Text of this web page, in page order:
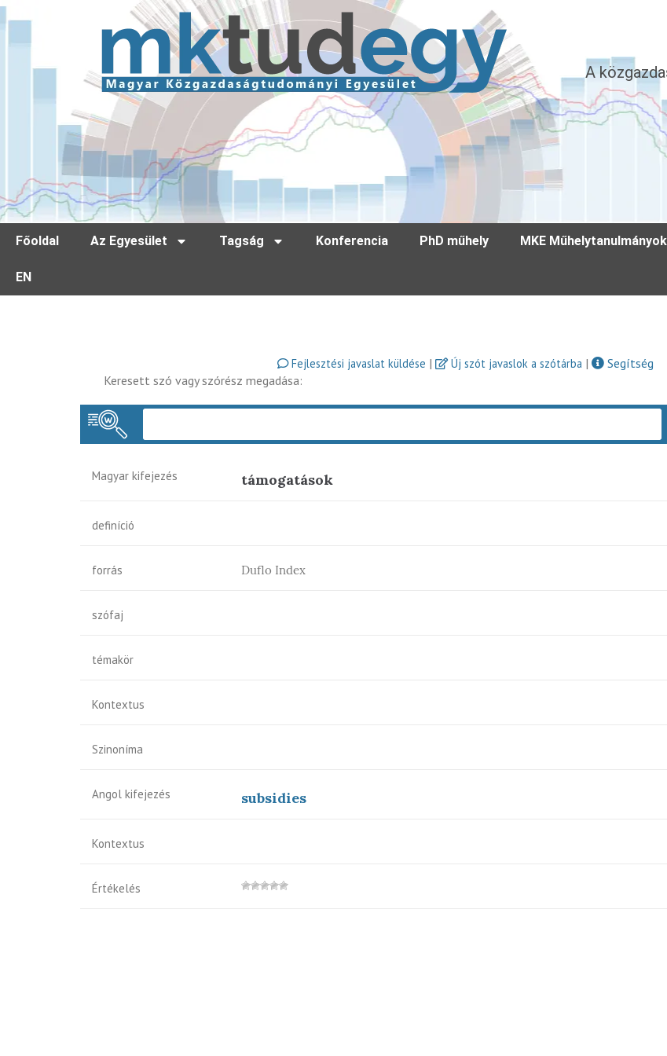
A
Főoldal Az Egyesület Tagság Konferencia PhD műhely MKE Műhelytanulmányok
EN
Fejlesztési javaslat küldése | Új szót javaslok a szótárba |
Segítség
Keresett szó vagy szórész megadása:
Magyar kifejezés támogatások
definíció
forrás Duflo Index
szófaj
témakör
Kontextus
Szinoníma
Angol kifejezés subsidies
Kontextus
Értékelés